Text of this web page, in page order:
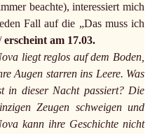
beachte), interessiert mich
Fall auf die „Das muss ich
erscheint am 17.03.
liegt reglos auf dem Boden,
Augen starren ins Leere. Was
in dieser Nacht passiert? Die
Zeugen schweigen und
kann ihre Geschichte nicht